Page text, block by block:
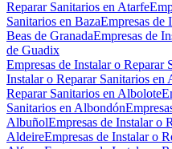
Reparar Sanitarios en Atarfe
Sanitarios en BazaEmpresas de
Beas de GranadaEmpresas de
de Guadix
Empresas de Instalar o Reparar
Instalar o Reparar Sanitarios en
Reparar Sanitarios en Albolote
Sanitarios en Albondón
AlbuñolEmpresas de Instalar o
AldeireEmpresas de Instalar o